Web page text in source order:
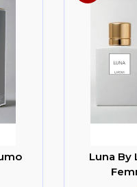
Luna By